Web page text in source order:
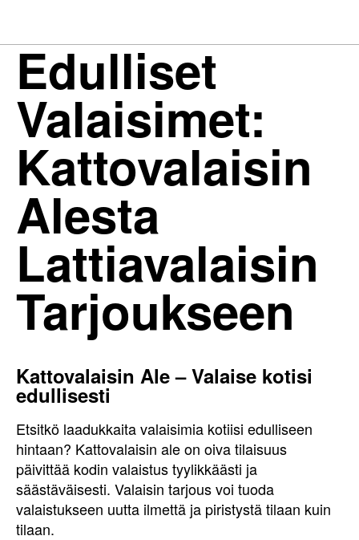
Edulliset
Valaisimet:
Kattovalaisin
Alesta
Lattiavalaisin
Tarjoukseen
Kattovalaisin Ale – Valaise kotisi
edullisesti
Etsitkö laadukkaita valaisimia kotiisi edulliseen
hintaan? Kattovalaisin ale on oiva tilaisuus
päivittää kodin valaistus tyylikkäästi ja
säästäväisesti. Valaisin tarjous voi tuoda
valaistukseen uutta ilmettä ja piristystä tilaan kuin
tilaan.